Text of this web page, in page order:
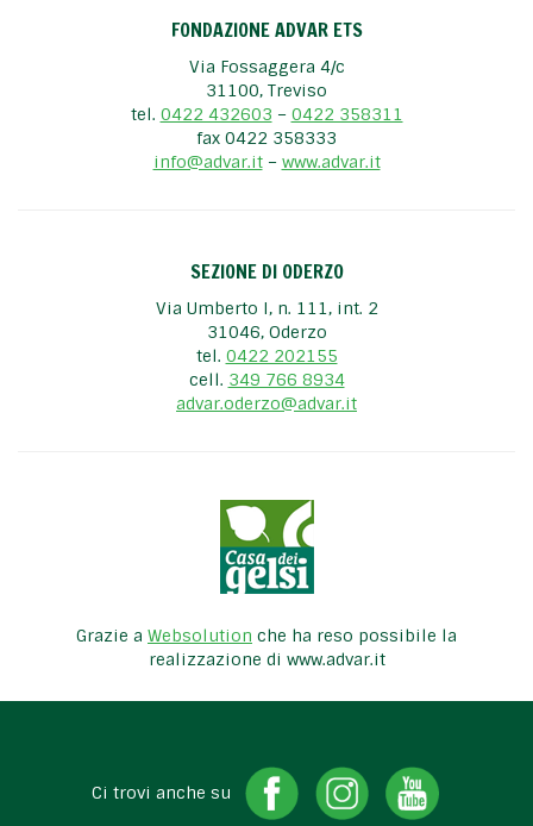
FONDAZIONE ADVAR ETS
Via Fossaggera 4/c
31100, Treviso
tel. 0422 432603 – 0422 358311
fax 0422 358333
info@advar.it– www.advar.it
SEZIONE DI ODERZO
Via Umberto I, n. 111, int. 2
31046, Oderzo
tel. 0422 202155
cell. 349 766 8934
advar.oderzo@advar.it
Grazie a Websolution che ha reso possibile la
realizzazione di www.advar.it
Ci trovi anche su